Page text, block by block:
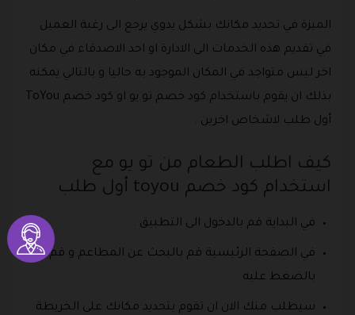
الميزة في تحديد مكانك بشكل يدوي يرجع الى رغبة العميل
في تقديم هذه الخدمات الى الادارة او احد الاصدقاء في مكان
اخر ليس متواجد في المكان الموجود به حاليا و بالتالي يمكنه
بذلك ان يقوم باستخدام كود خصم تو يو او كود خصم ToYou
أول طلب لاشخاص اخرين .
كيف اطلب الطعام من تو يو مع
استخدام كود خصم toyou أول طلب
في البداية قم بالدخول الى التطبيق .
في الصفحة الرئيسية قم بالبحث عن المطاعم و قم
بالضغط عليه
سيطلب منك الان ان تقوم بتحديد مكانك على الخريطة